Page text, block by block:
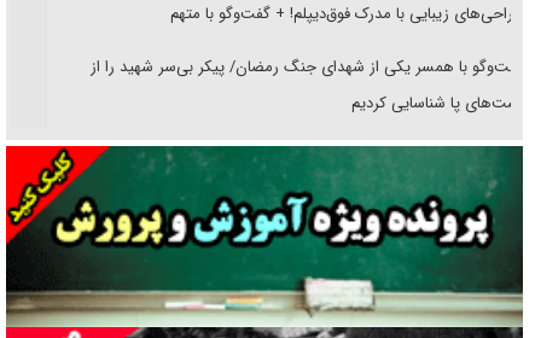
جراحی‌های زیبایی با مدرک فوق‌دیپلم! + گفت‌وگو با متهم
گفت‌وگو با همسر یکی از شهدای جنگ رمضان/ پیکر بی‌سر شهید را از
انگشت‌های پا شناسایی کردیم
نسلی که آنلاین الگو می‌گیرد
گفت‌وگو با آیت‌الله جاودان/ جفای مخالفان مکانت معنوی رهبر شهید را
ارتقا می‌داد
راننده مست به قانون می‌خندد